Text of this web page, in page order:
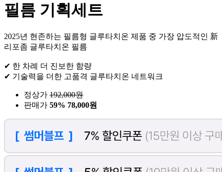
필름 기획세트
2025년 현존하는 필름형 글루타치온 제품 중 가장 압도적인 新
리포좀 글루타치온 필름
✔ 한 차례 더 진보한 함량
✔ 기술력을 더한 고품격 글루타치온 네트워크
정상가 192,000원
판매가 59% 78,000원